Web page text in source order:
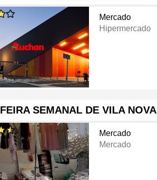
Mercado
Hipermercado
FEIRA SEMANAL DE VILA
Mercado
Mercado